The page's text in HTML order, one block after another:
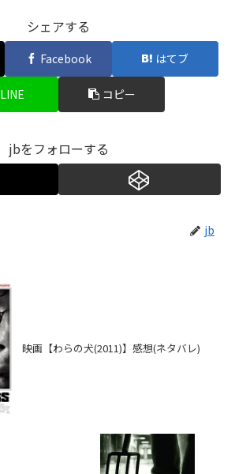
シェアする
Facebook はてブ
LINE コピー
jbをフォローする
jb
映画【わらの犬(2011)】感想(ネタバレ)